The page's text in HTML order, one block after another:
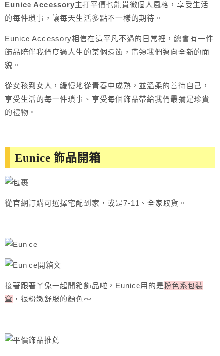
Eunice Accessory主打平價也能貫徹個人風格，享受生活
的每件瑣事，讓每天生活多點不一樣的期待。
Eunice Accessory相信在這平凡不過的日常裡，總會有一件
飾品陪伴我們度過人生的某個環節，帶領我們邁向全新的面
貌。
從女孩到女人，緩慢地從青春中成熟，並溫柔的善待自己，
享受生活的每一件瑣事、享受每個飾品帶給我們最彌足珍貴
的禮物。
Eunice 飾品開箱
從官網訂購可選擇宅配到家，或是7-11、全家取貨。
接著跟著ㄚ兔一起開箱飾品啦，Eunice用的是粉色系包裝
盒 ，很粉嫩舒服的顏色～